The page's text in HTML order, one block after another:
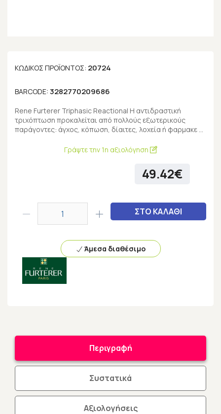
ΚΩΔΙΚΌΣ ΠΡΟΪΌΝΤΟΣ: 20724
BARCODE: 3282770209686
Rene Furterer Triphasic Reactional Η αντιδραστική
τριχόπτωση προκαλείται από πολλούς εξωτερικούς
παράγοντες: άγχος, κόπωση, δίαιτες, λοχεία ή φαρμακε …
Γράψτε την 1η αξιολόγηση
49.42€
ΣΤΟ ΚΑΛΑΘΙ
Άμεσα διαθέσιμο
Περιγραφή
Συστατικά
Αξιολογήσεις